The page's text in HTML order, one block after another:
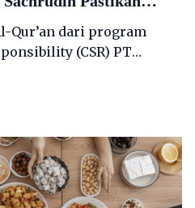
Ramadan
Qur’an dari program
(CSR) PT